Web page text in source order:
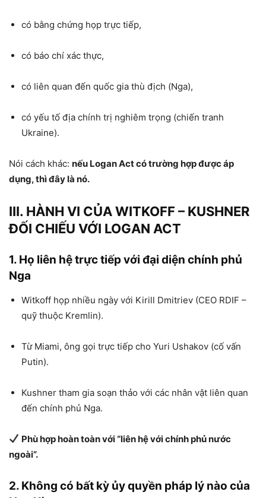
có bằng chứng họp trực tiếp,
có báo chí xác thực,
có liên quan đến quốc gia thù địch (Nga),
có yếu tố địa chính trị nghiêm trọng (chiến tranh
Ukraine).
Nói cách khác: nếu Logan Act có trường hợp được áp
dụng, thì đây là nó.
III. HÀNH VI CỦA WITKOFF – KUSHNER
ĐỐI CHIẾU VỚI LOGAN ACT
1. Họ liên hệ trực tiếp với đại diện chính phủ
Nga
Witkoff họp nhiều ngày với Kirill Dmitriev (CEO RDIF –
quỹ thuộc Kremlin).
Từ Miami, ông gọi trực tiếp cho Yuri Ushakov (cố vấn
Putin).
Kushner tham gia soạn thảo với các nhân vật liên quan
đến chính phủ Nga.
Phù hợp hoàn toàn với “liên hệ với chính phủ nước
ngoài”.
2. Không có bất kỳ ủy quyền pháp lý nào của